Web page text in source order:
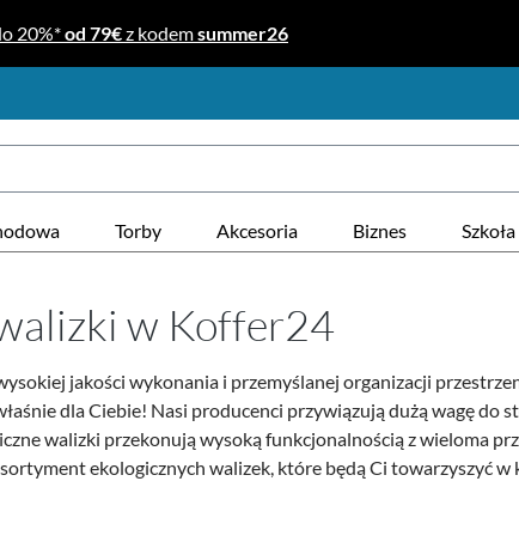
20%*od 79€z kodemsummer26
Torby Akcesoria Biznes Szkoła
w Koffer24
jakości wykonania i przemyślanej organizacji
dla Ciebie! Nasi producenci przywiązują dużą wagę do
walizki przekonują wysoką funkcjonalnością z wieloma
ekologicznych walizek, które będą Ci towarzyszyć w